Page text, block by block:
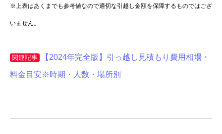
※上表はあくまでも参考値なので適切な引越し金額を保障するものではござ
いません。
関連記事 【2024年完全版】引っ越し見積もり費用相場・
料金目安※時期・人数・場所別